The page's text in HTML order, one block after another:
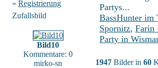
» Registrierung
Zufallsbild
Bild10
Kommentare: 0
mirko-sn
Partys...
BassHunter im
Spornitz, Farin
Party in
1947 Bilder in 60